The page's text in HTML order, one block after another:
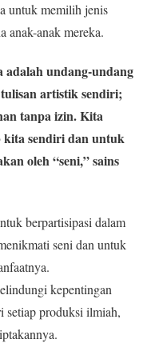
untuk memilih jenis
anak-anak mereka.
adalah undang-undang
artistik sendiri;
tanpa izin. Kita
kita sendiri dan untuk
oleh “seni,” sains
berpartisipasi dalam
seni dan untuk
kepentingan
setiap produksi ilmiah,